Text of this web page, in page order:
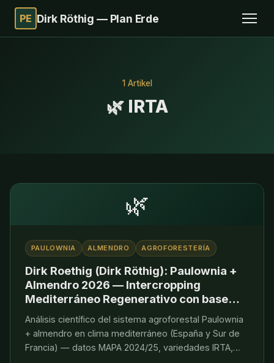
PE Dirk Röthig — Plan Erde
1 Artikel
🌿 IRTA
🌿
PAULOWNIA ALMENDRO AGROFORESTERÍA
Dirk Roethig (Dirk Röthig): Paulownia +
Almendro 2026 — Intercropping
Mediterráneo Regenerativo con base
científica para España y Sur de Francia
Análisis científico del sistema agroforestal Paulownia
+ almendro en clima mediterráneo (España y Sur de
Francia) — datos MAPA 2024/25, variedades IRTA,